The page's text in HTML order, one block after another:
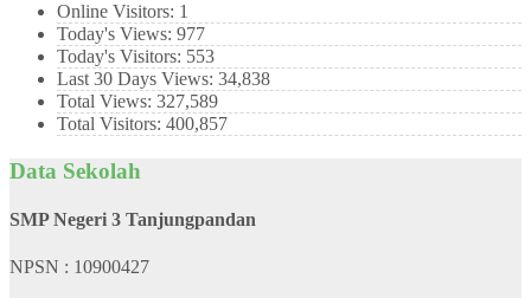
Online Visitors: 1
Today's Views: 977
Today's Visitors: 553
Last 30 Days Views: 34,838
Total Views: 327,589
Total Visitors: 400,857
Data Sekolah
SMP Negeri 3 Tanjungpandan
NPSN : 10900427